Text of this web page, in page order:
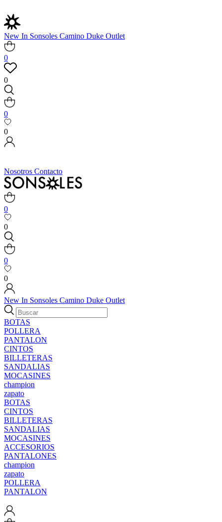
New In Sonsoles Camino Duke Outlet
0
0
0
0
Nosotros Contacto
0
0
0
0
New In Sonsoles Camino Duke Outlet
BOTAS
POLLERA
PANTALON
CINTOS
BILLETERAS
SANDALIAS
MOCASINES
champion
zapato
BOTAS
CINTOS
BILLETERAS
SANDALIAS
MOCASINES
ACCESORIOS
PANTALONES
champion
zapato
POLLERA
PANTALON